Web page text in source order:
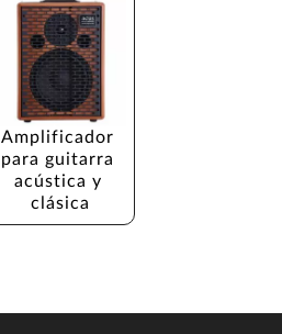
Amplificador
para guitarra
acústica y
clásica